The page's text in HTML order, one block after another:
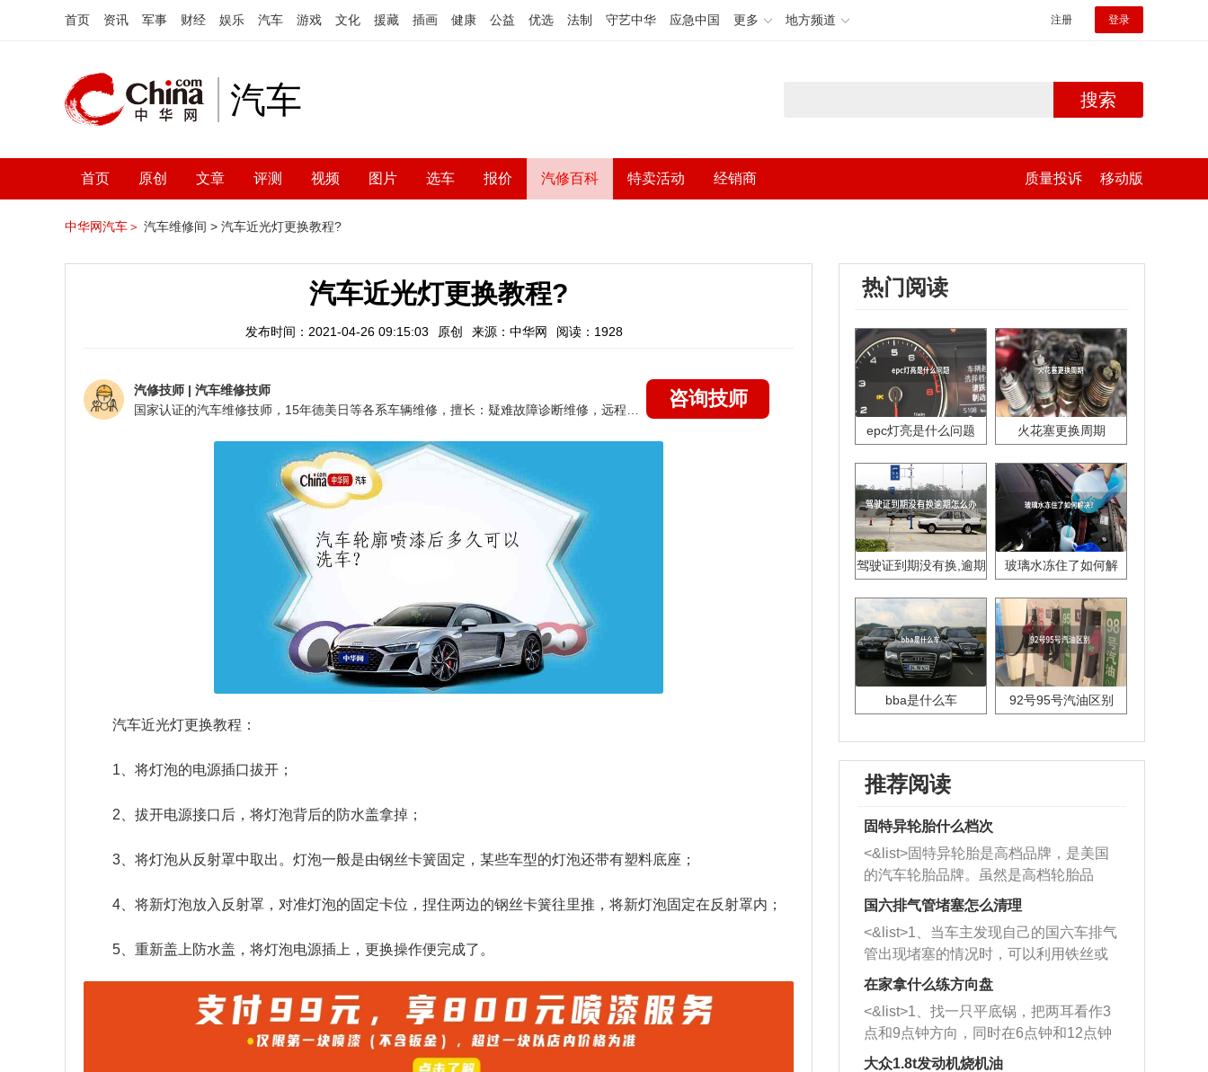
首页 资讯 军事 财经 娱乐 汽车 游戏 文化 援藏 插画 健康 公益 优选 法制 守艺中华 应急中国 更多 地方频道 注册 登录
汽车 搜索
首页 原创 文章 评测 视频 图片 选车 报价 汽修百科 特卖活动 经销商 质量投诉 移动版
中华网汽车＞ 汽车维修间 > 汽车近光灯更换教程?
汽车近光灯更换教程?
发布时间：2021-04-26 09:15:03 原创 来源：中华网 阅读：1928
汽修技师 | 汽车维修技师
咨询技师
汽车近光灯更换教程：
1、将灯泡的电源插口拔开；
2、拔开电源接口后，将灯泡背后的防水盖拿掉；
3、将灯泡从反射罩中取出。灯泡一般是由钢丝卡簧固定，某些车型的灯泡还带有塑料底座；
4、将新灯泡放入反射罩，对准灯泡的固定卡位，捏住两边的钢丝卡簧往里推，将新灯泡固定在反射罩内；
5、重新盖上防水盖，将灯泡电源插上，更换操作便完成了。
热门阅读
epc灯亮是什么问题 火花塞更换周期
驾驶证到期没有换,逾期
玻璃水冻住了如何解
bba是什么车 92号95号汽油区别
推荐阅读
固特异轮胎什么档次
<&list>固特异轮胎是高档品牌，是美国
的汽车轮胎品牌。虽然是高档轮胎品
牌，但是中高低端的轮胎都有生产，这
也是为了更好的开拓市场。
国六排气管堵塞怎么清理
<&list>1、当车主发现自己的国六车排气
管出现堵塞的情况时，可以利用铁丝或
者是细棍，直接将杂物给取出来，如果
堵塞情况比较严重，也可以采取应急措
施。 <&list>2、直接利用木棍将所有的
杂物推到排气管里面的位置处，然后将
三元催化器拆解开，就可以将堵塞的东
在家拿什么练方向盘
<&list>1、找一只平底锅，把两耳看作3
点和9点钟方向，同时在6点钟和12点钟
方向做一个标记。 <&list>2、双手握住
大众1.8t发动机烧机油